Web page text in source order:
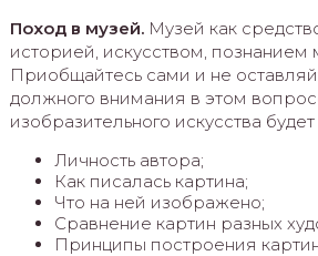
Поход в музей.Музей как
историей, искусством, познанием
Приобщайтесь сами и не
должного внимания в этом
изобразительного искусства
Личность автора;
Как писалась картина;
Что на ней изображено;
Сравнение картин разных
Принципы построения